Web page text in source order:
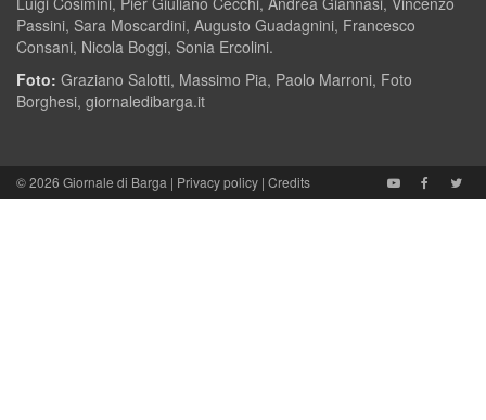
Passini, Sara Moscardini, Augusto Guadagnini, Francesco
Consani, Nicola Boggi, Sonia Ercolini.
Foto: Graziano Salotti, Massimo Pia, Paolo Marroni, Foto
Borghesi, giornaledibarga.it
© 2026 Giornale di Barga | Privacy policy | Credits